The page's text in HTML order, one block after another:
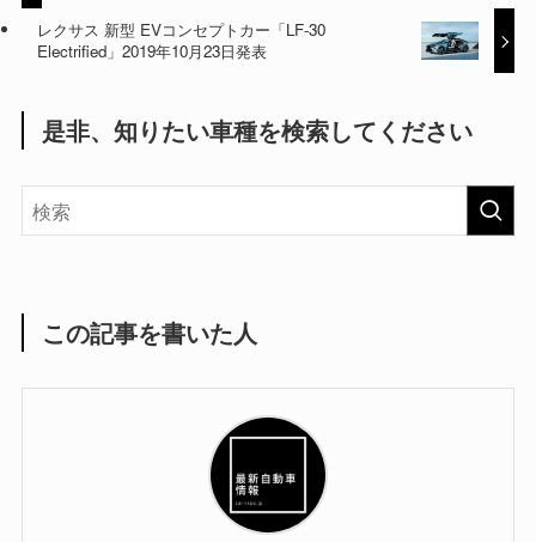
レクサス 新型 EVコンセプトカー「LF-30
Electrified」2019年10月23日発表
是非、知りたい車種を検索してください
この記事を書いた人